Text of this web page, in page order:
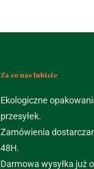
Za co nas lubicie
Ekologiczne
przesyłek.
Zamówienia
48H.
Darmowa wysyłka już